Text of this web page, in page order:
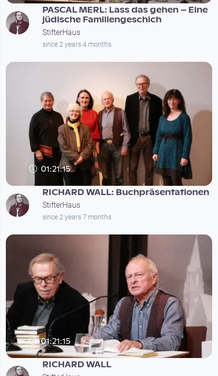
PASCAL MERL: Lass das gehen – Eine
jüdische Familiengeschich
StifterHaus
since 2 years 4 months
01:21:15
RICHARD WALL: Buchpräsentationen
StifterHaus
since 2 years 7 months
01:21:15
RICHARD WALL